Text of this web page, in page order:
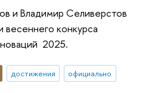
и Владимир Селиверстов
конкурса
2025.
достижения официально